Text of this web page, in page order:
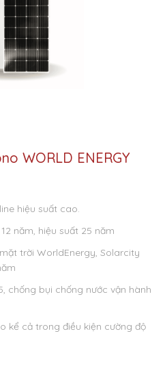
WORLD ENERGY
hiệu suất cao.
năm, hiệu suất 25 năm
trời WorldEnergy, Solarcity
chống bụi chống nước vận hành
kể cả trong điều kiện cường độ